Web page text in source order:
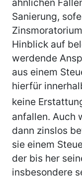
Sanierung,
Hinblick auf
werdende
aus einem
hierfür
keine
anfallen. Auch
dann zinslos
sie einem
der bis her
insbesondere